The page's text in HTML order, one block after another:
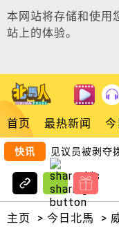
本网站将存储和使用
站上的体验。
首页 最热新闻 今
快讯异见议员被剥夺拨
主页 > 今日北馬 >